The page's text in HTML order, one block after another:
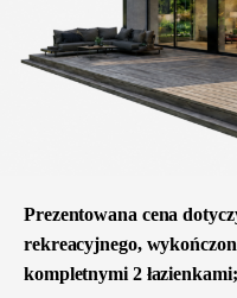
Prezentowana cena
rekreacyjnego,
kompletnymi 2